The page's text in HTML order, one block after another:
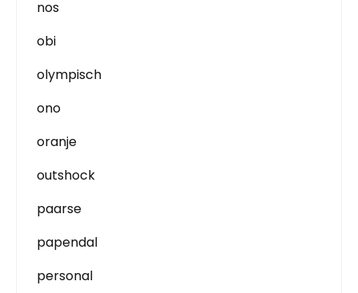
nos
obi
olympisch
ono
oranje
outshock
paarse
papendal
personal